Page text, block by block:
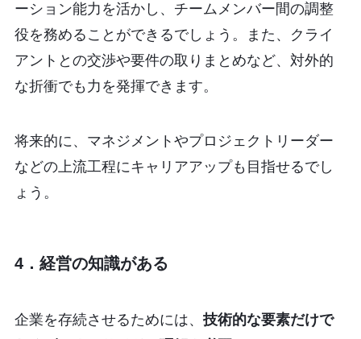
ーション能力を活かし、チームメンバー間の調整
役を務めることができるでしょう。また、クライ
アントとの交渉や要件の取りまとめなど、対外的
な折衝でも力を発揮できます。
将来的に、マネジメントやプロジェクトリーダー
などの上流工程にキャリアアップも目指せるでし
ょう。
4．経営の知識がある
企業を存続させるためには、 技術的な要素だけで